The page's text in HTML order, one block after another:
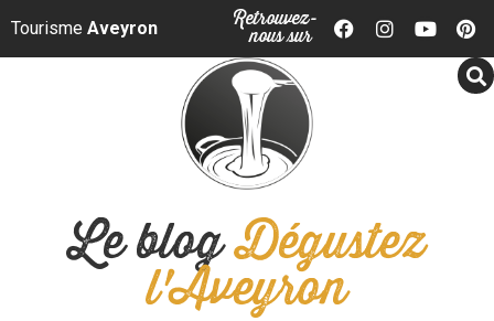
Panneau de gestion des cookies
Tourisme Aveyron Retrouvez-
nous sur
Le blogDégustez
l'Aveyron